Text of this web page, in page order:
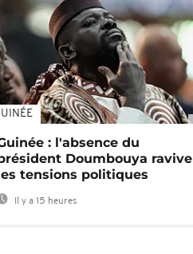
: l'absence du
Doumbouya ravive
tensions politiques
Il y a 15 heures